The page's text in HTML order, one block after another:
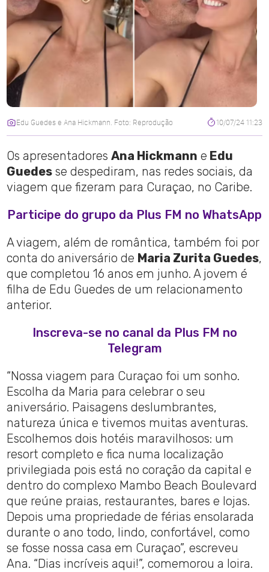
Edu Guedes e Ana Hickmann. Foto: Reprodução 10/07/24 11:23
Os apresentadoresAna Hickmann e Edu
Guedes se despediram, nas redes sociais, da
viagem que fizeram para Curaçao, no Caribe.
Participe do grupo da Plus FM no WhatsApp
A viagem, além de romântica, também foi por
conta do aniversário de Maria Zurita Guedes,
que completou 16 anos em junho. A jovem é
filha de Edu Guedes de um relacionamento
anterior.
Inscreva-se no canal da Plus FM no
Telegram
“Nossa viagem para Curaçao foi um sonho.
Escolha da Maria para celebrar o seu
aniversário. Paisagens deslumbrantes,
natureza única e tivemos muitas aventuras.
Escolhemos dois hotéis maravilhosos: um
resort completo e fica numa localização
privilegiada pois está no coração da capital e
dentro do complexo Mambo Beach Boulevard
que reúne praias, restaurantes, bares e lojas.
Depois uma propriedade de férias ensolarada
durante o ano todo, lindo, confortável, como
se fosse nossa casa em Curaçao”, escreveu
Ana. “Dias incríveis aqui!”, comemorou a loira.